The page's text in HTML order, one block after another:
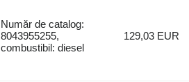
Număr de catalog:
8043955255,
combustibil: diesel
129,03 EUR